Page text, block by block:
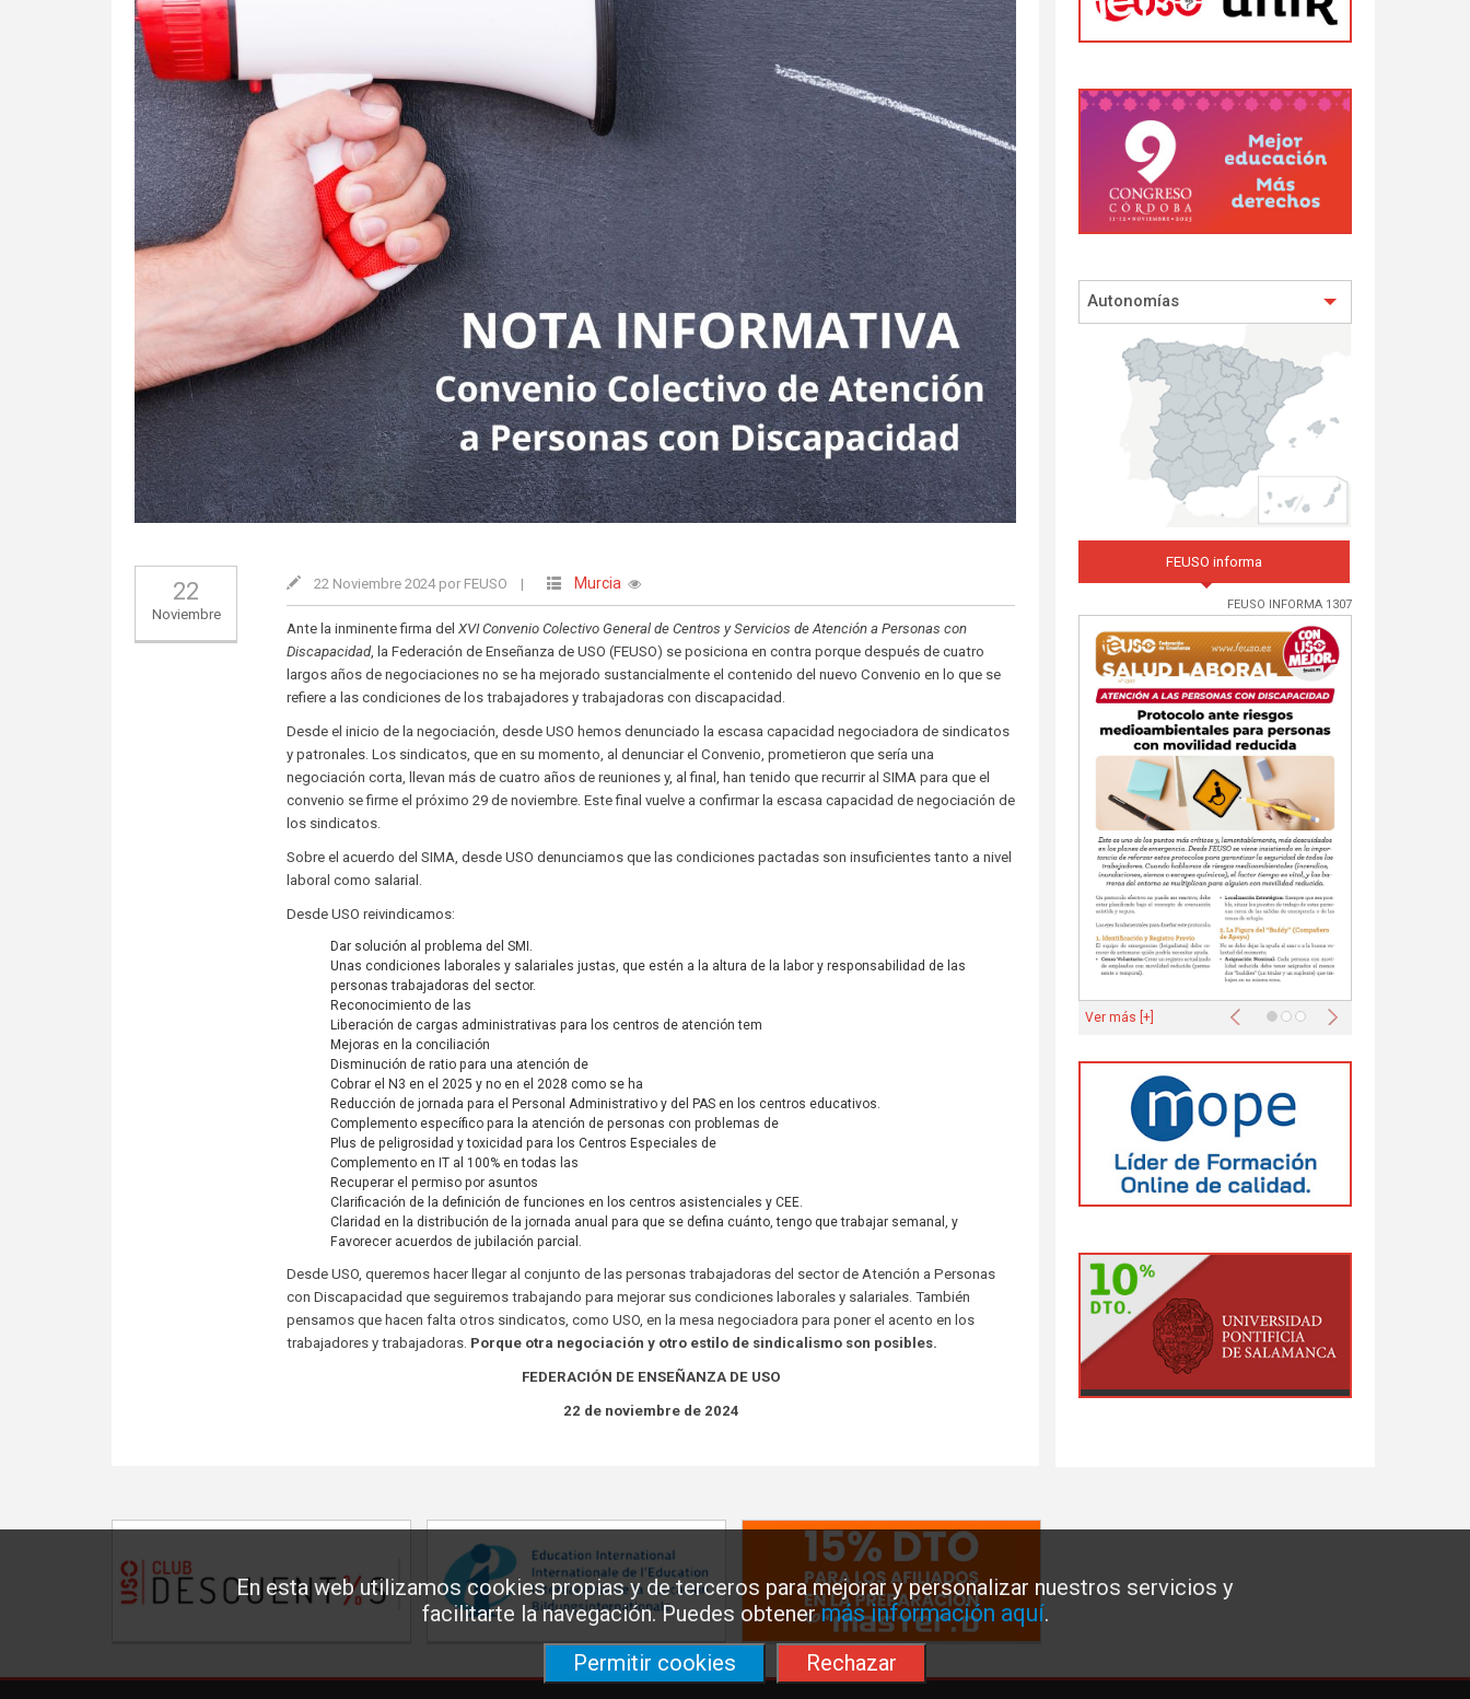
En esta web utilizamos cookies propias y de terceros para mejorar y personalizar nuestros servicios y
facilitarte la navegación. Puedes obtenermás información aquí.
Permitir cookies
Rechazar
22
Noviembre
22 Noviembre 2024 por FEUSO | Murcia
Ante la inminente firma delXVI Convenio Colectivo General de Centros y Servicios de Atención a Personas con
Discapacidad, la Federación de Enseñanza de USO (FEUSO) se posiciona en contra porque después de cuatro
largos años de negociaciones no se ha mejorado sustancialmente el contenido del nuevo Convenio en lo que se
refiere a las condiciones de los trabajadores y trabajadoras con discapacidad.
Desde el inicio de la negociación, desde USO hemos denunciado la escasa capacidad negociadora de sindicatos
y patronales. Los sindicatos, que en su momento, al denunciar el Convenio, prometieron que sería una
negociación corta, llevan más de cuatro años de reuniones y, al final, han tenido que recurrir al SIMA para que el
convenio se firme el próximo 29 de noviembre. Este final vuelve a confirmar la escasa capacidad de negociación de
los sindicatos.
Sobre el acuerdo del SIMA, desde USO denunciamos que las condiciones pactadas son insuficientes tanto a nivel
laboral como salarial.
Desde USO reivindicamos:
Dar solución al problema del SMI.
Unas condiciones laborales y salariales justas, que estén a la altura de la labor y responsabilidad de las
personas trabajadoras del sector.
Reconocimiento de las
Liberación de cargas administrativas para los centros de atención tem
Mejoras en la conciliación
Disminución de ratio para una atención de
Cobrar el N3 en el 2025 y no en el 2028 como se ha
Reducción de jornada para el Personal Administrativo y del PAS en los centros educativos.
Complemento específico para la atención de personas con problemas de
Plus de peligrosidad y toxicidad para los Centros Especiales de
Complemento en IT al 100% en todas las
Recuperar el permiso por asuntos
Clarificación de la definición de funciones en los centros asistenciales y CEE.
Claridad en la distribución de la jornada anual para que se defina cuánto, tengo que trabajar semanal, y
Favorecer acuerdos de jubilación parcial.
Desde USO, queremos hacer llegar al conjunto de las personas trabajadoras del sector de Atención a Personas
con Discapacidad que seguiremos trabajando para mejorar sus condiciones laborales y salariales. También
pensamos que hacen falta otros sindicatos, como USO, en la mesa negociadora para poner el acento en los
trabajadores y trabajadoras. Porque otra negociación y otro estilo de sindicalismo son posibles.
FEDERACIÓN DE ENSEÑANZA DE USO
22 de noviembre de 2024
Autonomías
FEUSO informa
FEUSO INFORMA 1307
Anterior Siguiente
Ver más [+]